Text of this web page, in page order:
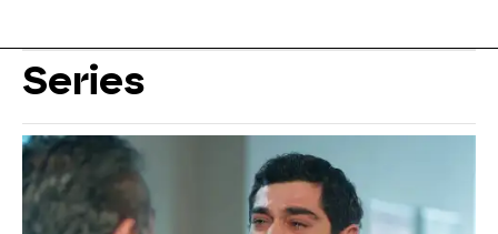
Series